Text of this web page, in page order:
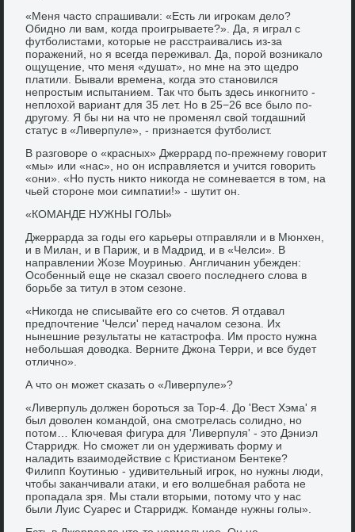
«Меня часто спрашивали: «Есть ли игрокам дело?
Обидно ли вам, когда проигрываете?». Да, я играл с
футболистами, которые не расстраивались из-за
поражений, но я всегда переживал. Да, порой возникало
ощущение, что меня «душат», но мне на это щедро
платили. Бывали времена, когда это становился
непростым испытанием. Так что быть здесь инкогнито -
неплохой вариант для 35 лет. Но в 25−26 все было по-
другому. Я бы ни на что не променял свой тогдашний
статус в «Ливерпуле», - признается футболист.
В разговоре о «красных» Джеррард по-прежнему говорит
«мы» или «нас», но он исправляется и учится говорить
«они». «Но пусть никто никогда не сомневается в том, на
чьей стороне мои симпатии!» - шутит он.
«КОМАНДЕ НУЖНЫ ГОЛЫ»
Джеррарда за годы его карьеры отправляли и в Мюнхен,
и в Милан, и в Париж, и в Мадрид, и в «Челси». В
направлении Жозе Моуринью. Англичанин убежден:
Особенный еще не сказал своего последнего слова в
борьбе за титул в этом сезоне.
«Никогда не списывайте его со счетов. Я отдавал
предпочтение 'Челси' перед началом сезона. Их
нынешние результаты не катастрофа. Им просто нужна
небольшая доводка. Верните Джона Терри, и все будет
отлично».
А что он может сказать о «Ливерпуле»?
«Ливерпуль должен бороться за Top-4. До 'Вест Хэма' я
был доволен командой, она смотрелась солидно, но
потом… Ключевая фигура для 'Ливерпуля' - это Дэниэл
Старридж. Но сможет ли он удерживать форму и
наладить взаимодействие с Кристианом Бентеке?
Филипп Коутинью - удивительный игрок, но нужны люди,
чтобы заканчивали атаки, и его волшебная работа не
пропадала зря. Мы стали вторыми, потому что у нас
были Луис Суарес и Старридж. Команде нужны голы».